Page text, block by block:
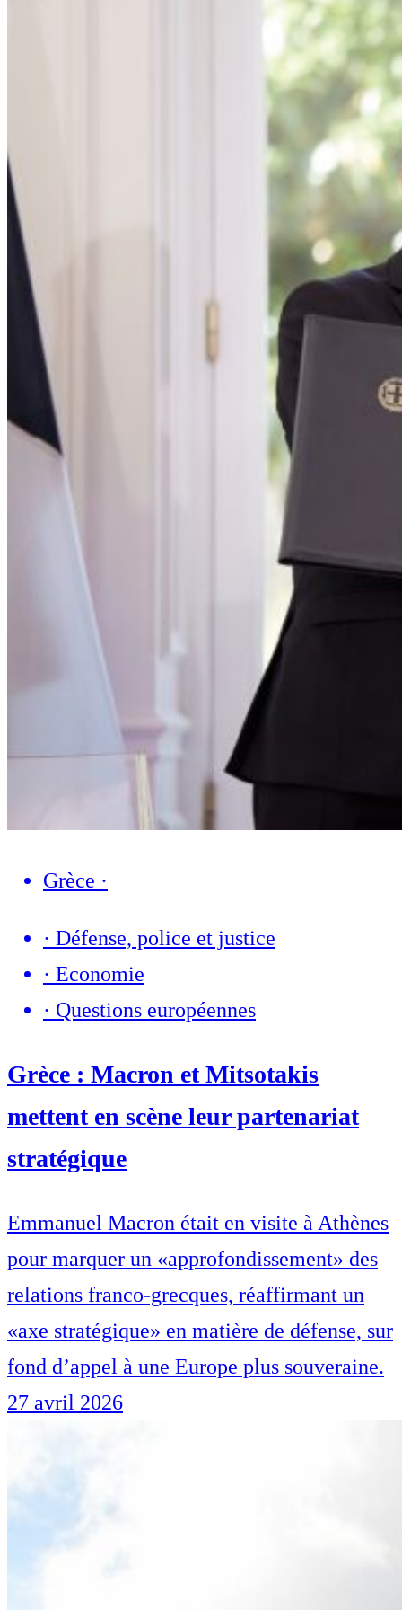
Grèce ·
· Défense, police et justice
· Economie
· Questions européennes
Grèce : Macron et Mitsotakis
mettent en scène leur partenariat
stratégique
Emmanuel Macron était en visite à Athènes
pour marquer un «approfondissement» des
relations franco-grecques, réaffirmant un
«axe stratégique» en matière de défense, sur
fond d’appel à une Europe plus souveraine.
27 avril 2026